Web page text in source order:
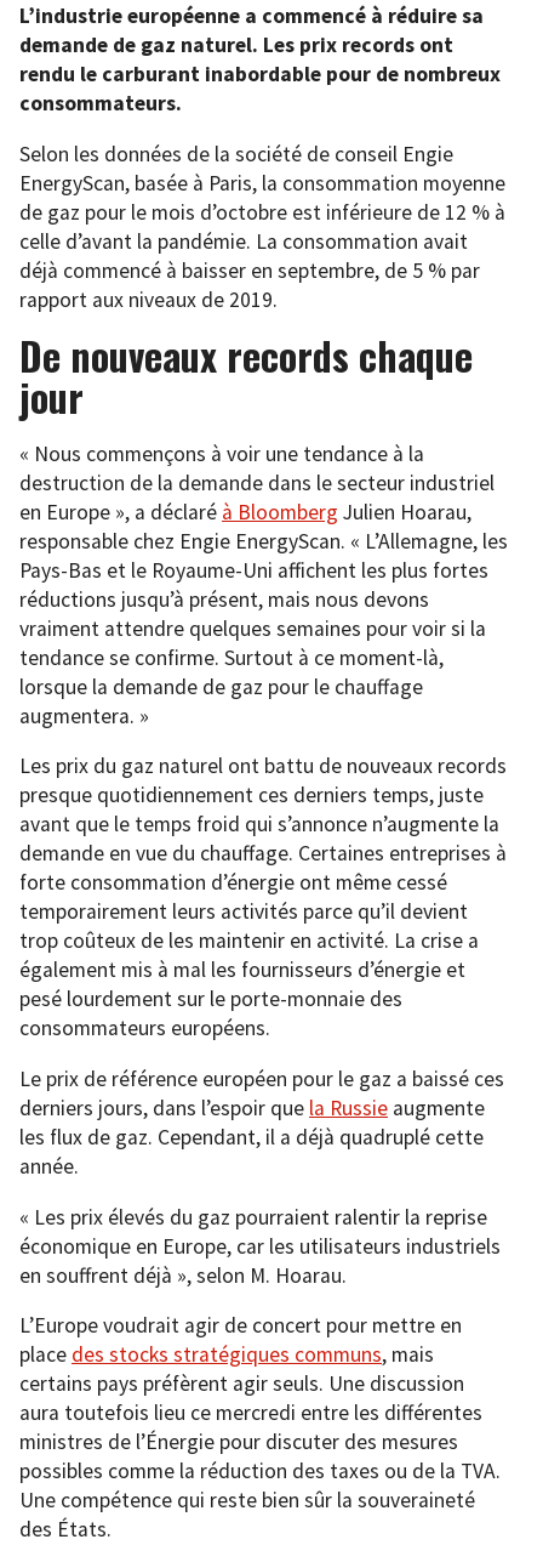
L’industrie européenne a commencé à réduire sa
demande de gaz naturel. Les prix records ont
rendu le carburant inabordable pour de nombreux
consommateurs.
Selon les données de la société de conseil Engie
EnergyScan, basée à Paris, la consommation moyenne
de gaz pour le mois d’octobre est inférieure de 12 % à
celle d’avant la pandémie. La consommation avait
déjà commencé à baisser en septembre, de 5 % par
rapport aux niveaux de 2019.
De nouveaux records chaque
jour
« Nous commençons à voir une tendance à la
destruction de la demande dans le secteur industriel
en Europe », a déclaré à Bloomberg Julien Hoarau,
responsable chez Engie EnergyScan. « L’Allemagne, les
Pays-Bas et le Royaume-Uni affichent les plus fortes
réductions jusqu’à présent, mais nous devons
vraiment attendre quelques semaines pour voir si la
tendance se confirme. Surtout à ce moment-là,
lorsque la demande de gaz pour le chauffage
augmentera. »
Les prix du gaz naturel ont battu de nouveaux records
presque quotidiennement ces derniers temps, juste
avant que le temps froid qui s’annonce n’augmente la
demande en vue du chauffage. Certaines entreprises à
forte consommation d’énergie ont même cessé
temporairement leurs activités parce qu’il devient
trop coûteux de les maintenir en activité. La crise a
également mis à mal les fournisseurs d’énergie et
pesé lourdement sur le porte-monnaie des
consommateurs européens.
Le prix de référence européen pour le gaz a baissé ces
derniers jours, dans l’espoir que la Russie augmente
les flux de gaz. Cependant, il a déjà quadruplé cette
année.
« Les prix élevés du gaz pourraient ralentir la reprise
économique en Europe, car les utilisateurs industriels
en souffrent déjà », selon M. Hoarau.
L’Europe voudrait agir de concert pour mettre en
place des stocks stratégiques communs, mais
certains pays préfèrent agir seuls. Une discussion
aura toutefois lieu ce mercredi entre les différentes
ministres de l’Énergie pour discuter des mesures
possibles comme la réduction des taxes ou de la TVA.
Une compétence qui reste bien sûr la souveraineté
des États.